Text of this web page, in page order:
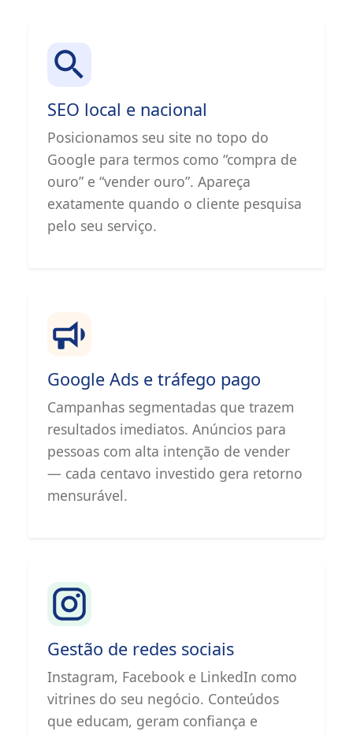
SEO local e nacional
Posicionamos seu site no topo do
Google para termos como “compra de
ouro” e “vender ouro”. Apareça
exatamente quando o cliente pesquisa
pelo seu serviço.
Google Ads e tráfego pago
Campanhas segmentadas que trazem
resultados imediatos. Anúncios para
pessoas com alta intenção de vender
— cada centavo investido gera retorno
mensurável.
Gestão de redes sociais
Instagram, Facebook e LinkedIn como
vitrines do seu negócio. Conteúdos
que educam, geram confiança e